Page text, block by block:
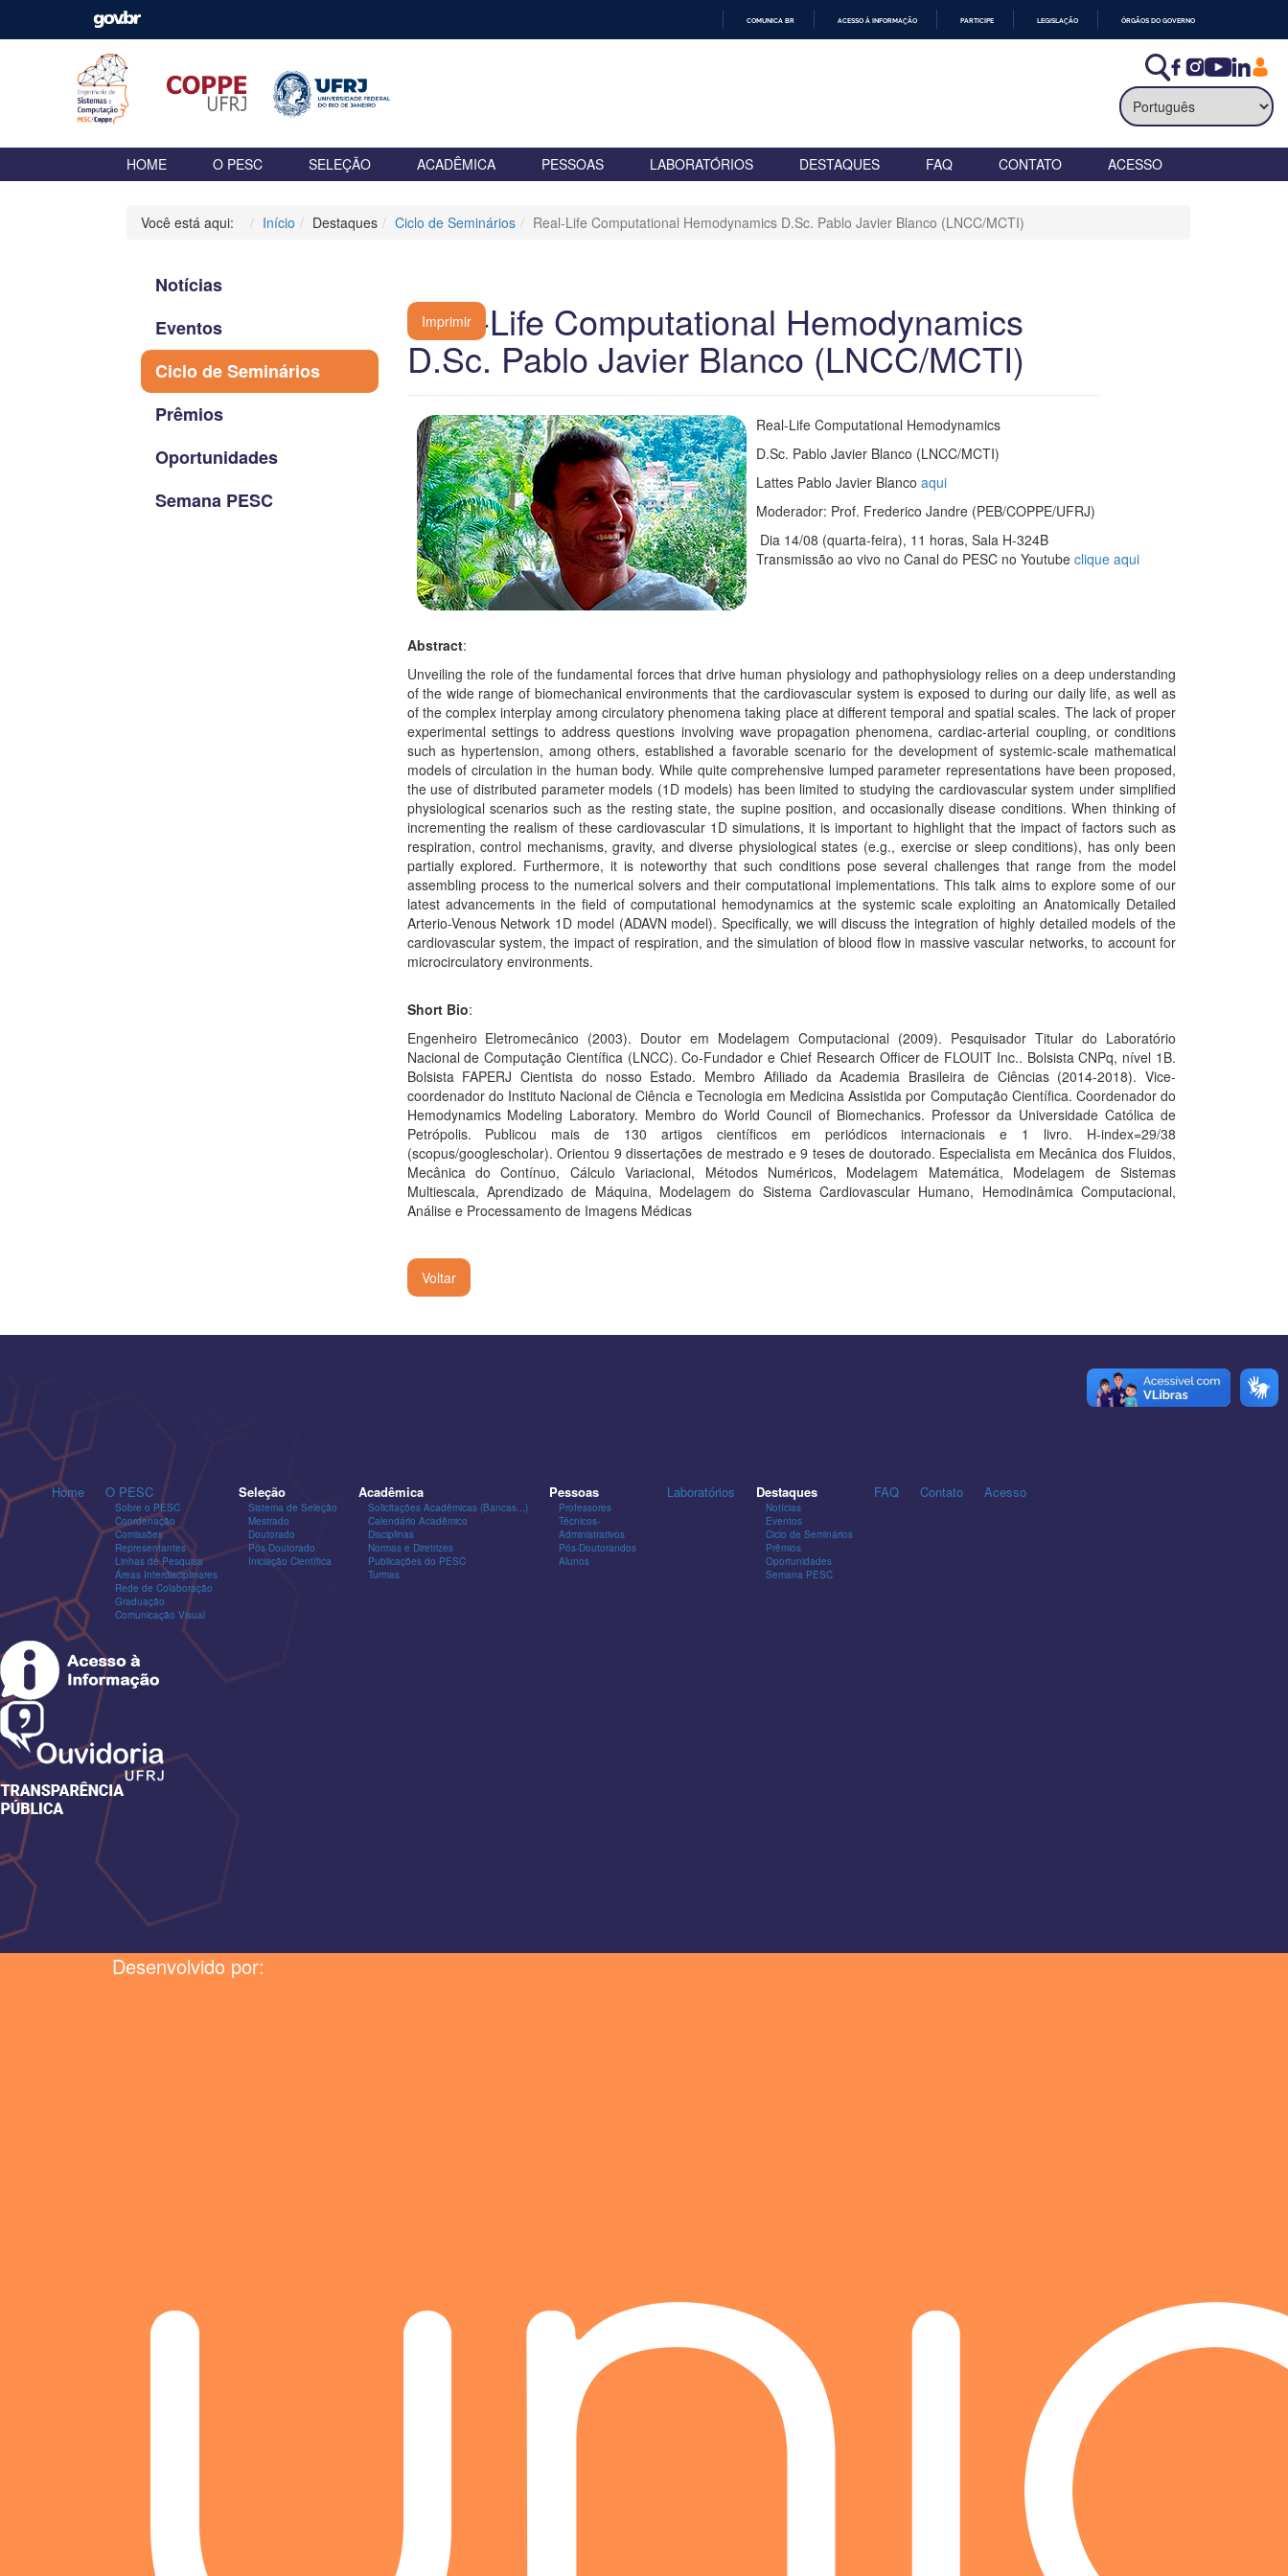
COMUNICA BR ACESSO À INFORMAÇÃO PARTICIPE LEGISLAÇÃO ÓRGÃOS DO GOVERNO
HOME O PESC SELEÇÃO ACADÊMICA PESSOAS LABORATÓRIOS DESTAQUES FAQ CONTATO ACESSO
Você está aqui: Início Destaques Ciclo de Seminários Real-Life Computational Hemodynamics D.Sc. Pablo Javier Blanco (LNCC/MCTI)
Notícias
Eventos
Ciclo de Seminários
Prêmios
Oportunidades
Semana PESC
Imprimir
Real-Life Computational Hemodynamics
D.Sc. Pablo Javier Blanco (LNCC/MCTI)
Real-Life Computational Hemodynamics
D.Sc. Pablo Javier Blanco (LNCC/MCTI)
Lattes Pablo Javier Blanco aqui
Moderador: Prof. Frederico Jandre (PEB/COPPE/UFRJ)
Dia 14/08 (quarta-feira), 11 horas, Sala H-324B
Transmissão ao vivo no Canal do PESC no Youtube clique aqui
Abstract:
Unveiling the role of the fundamental forces that drive human physiology and pathophysiology relies on a deep understanding
of the wide range of biomechanical environments that the cardiovascular system is exposed to during our daily life, as well as
of the complex interplay among circulatory phenomena taking place at different temporal and spatial scales. The lack of proper
experimental settings to address questions involving wave propagation phenomena, cardiac-arterial coupling, or conditions
such as hypertension, among others, established a favorable scenario for the development of systemic-scale mathematical
models of circulation in the human body. While quite comprehensive lumped parameter representations have been proposed,
the use of distributed parameter models (1D models) has been limited to studying the cardiovascular system under simplified
physiological scenarios such as the resting state, the supine position, and occasionally disease conditions. When thinking of
incrementing the realism of these cardiovascular 1D simulations, it is important to highlight that the impact of factors such as
respiration, control mechanisms, gravity, and diverse physiological states (e.g., exercise or sleep conditions), has only been
partially explored. Furthermore, it is noteworthy that such conditions pose several challenges that range from the model
assembling process to the numerical solvers and their computational implementations. This talk aims to explore some of our
latest advancements in the field of computational hemodynamics at the systemic scale exploiting an Anatomically Detailed
Arterio-Venous Network 1D model (ADAVN model). Specifically, we will discuss the integration of highly detailed models of the
cardiovascular system, the impact of respiration, and the simulation of blood flow in massive vascular networks, to account for
microcirculatory environments.
Short Bio:
Engenheiro Eletromecânico (2003). Doutor em Modelagem Computacional (2009). Pesquisador Titular do Laboratório
Nacional de Computação Científica (LNCC). Co-Fundador e Chief Research Officer de FLOUIT Inc.. Bolsista CNPq, nível 1B.
Bolsista FAPERJ Cientista do nosso Estado. Membro Afiliado da Academia Brasileira de Ciências (2014-2018). Vice-
coordenador do Instituto Nacional de Ciência e Tecnologia em Medicina Assistida por Computação Científica. Coordenador do
Hemodynamics Modeling Laboratory. Membro do World Council of Biomechanics. Professor da Universidade Católica de
Petrópolis. Publicou mais de 130 artigos científicos em periódicos internacionais e 1 livro. H-index=29/38
(scopus/googlescholar). Orientou 9 dissertações de mestrado e 9 teses de doutorado. Especialista em Mecânica dos Fluidos,
Mecânica do Contínuo, Cálculo Variacional, Métodos Numéricos, Modelagem Matemática, Modelagem de Sistemas
Multiescala, Aprendizado de Máquina, Modelagem do Sistema Cardiovascular Humano, Hemodinâmica Computacional,
Análise e Processamento de Imagens Médicas
Voltar
Home O PESC
Sobre o PESC
Coordenação
Comissões
Representantes
Linhas de Pesquisa
Áreas Interdisciplinares
Rede de Colaboração
Graduação
Comunicação Visual
Seleção
Sistema de Seleção
Mestrado
Doutorado
Pós-Doutorado
Iniciação Científica
Acadêmica
Solicitações Acadêmicas (Bancas...)
Calendário Acadêmico
Disciplinas
Normas e Diretrizes
Publicações do PESC
Turmas
Pessoas
Professores
Técnicos-
Administrativos
Pós-Doutorandos
Alunos
Laboratórios Destaques
Notícias
Eventos
Ciclo de Seminários
Prêmios
Oportunidades
Semana PESC
FAQ Contato Acesso
Desenvolvido por: